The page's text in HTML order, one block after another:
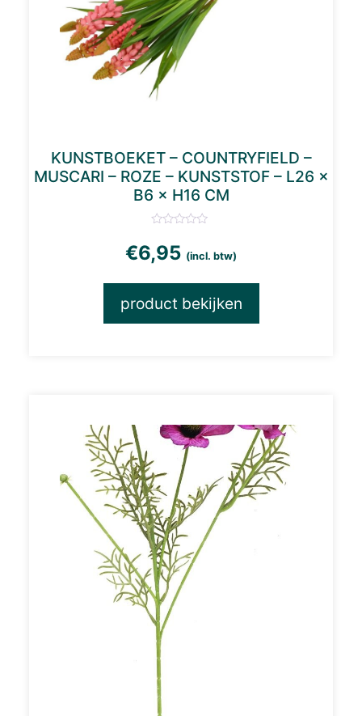
KUNSTBOEKET – COUNTRYFIELD –
MUSCARI – ROZE – KUNSTSTOF – L26 ×
B6 × H16 CM
€6,95 (incl. btw)
product bekijken